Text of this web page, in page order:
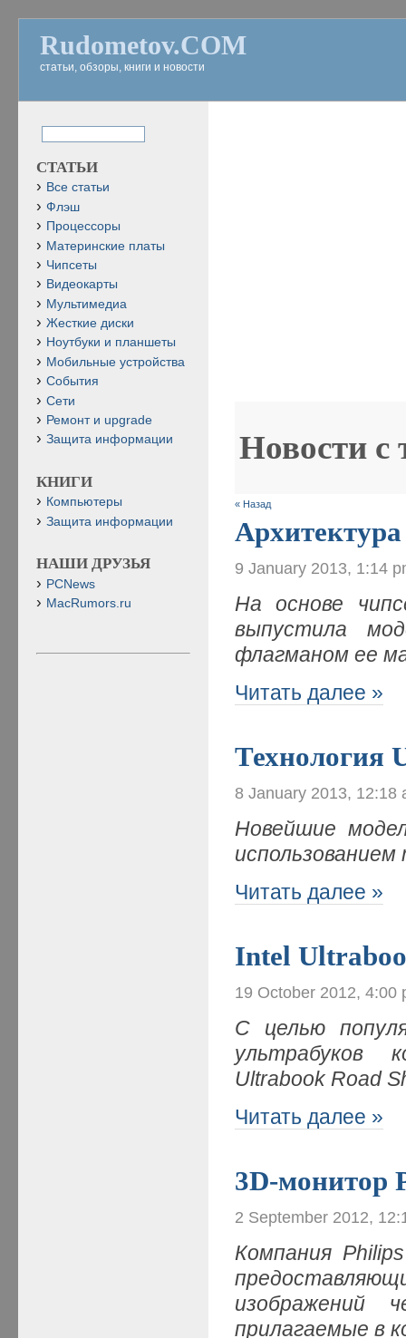
Rudometov.COM
статьи, обзоры, книги и новости
Новости с
« Назад
9 January 2013, 1:14
На основе
выпустила
флагманом ее
Читать далее »
Технология
8 January 2013, 12:18
Новейшие
Читать далее »
Intel
19 October 2012, 4:00
С целью
ультрабуков
Ultrabook Road
Читать далее »
3D-монитор
2 September 2012,
Компания
изображений
прилагаемые в
СТАТЬИ
Все статьи
Флэш
Процессоры
Материнские платы
Чипсеты
Видеокарты
Мультимедиа
Жесткие диски
Ноутбуки и планшеты
Мобильные устройства
События
Сети
Ремонт и upgrade
Защита информации
КНИГИ
Компьютеры
Защита информации
НАШИ ДРУЗЬЯ
PCNews
MacRumors.ru